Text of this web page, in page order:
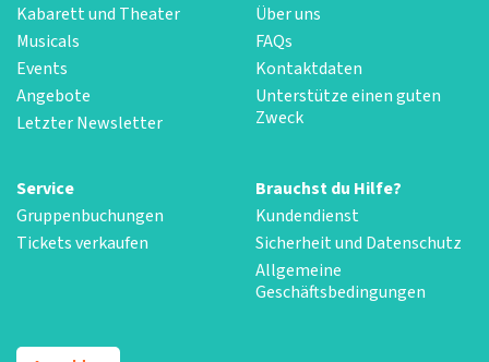
Kabarett und Theater
Musicals
Events
Angebote
Letzter Newsletter
Über uns
FAQs
Kontaktdaten
Unterstütze einen guten
Zweck
Service
Gruppenbuchungen
Tickets verkaufen
Brauchst du Hilfe?
Kundendienst
Sicherheit und Datenschutz
Allgemeine
Geschäftsbedingungen